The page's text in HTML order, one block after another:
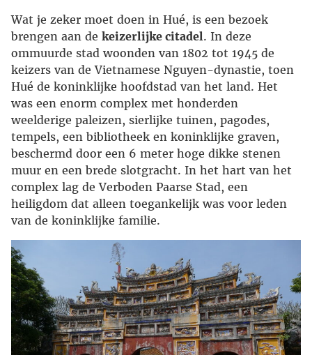
Wat je zeker moet doen in Hué, is een bezoek
brengen aan de keizerlijke citadel. In deze
ommuurde stad woonden van 1802 tot 1945 de
keizers van de Vietnamese Nguyen-dynastie, toen
Hué de koninklijke hoofdstad van het land. Het
was een enorm complex met honderden
weelderige paleizen, sierlijke tuinen, pagodes,
tempels, een bibliotheek en koninklijke graven,
beschermd door een 6 meter hoge dikke stenen
muur en een brede slotgracht. In het hart van het
complex lag de Verboden Paarse Stad, een
heiligdom dat alleen toegankelijk was voor leden
van de koninklijke familie.